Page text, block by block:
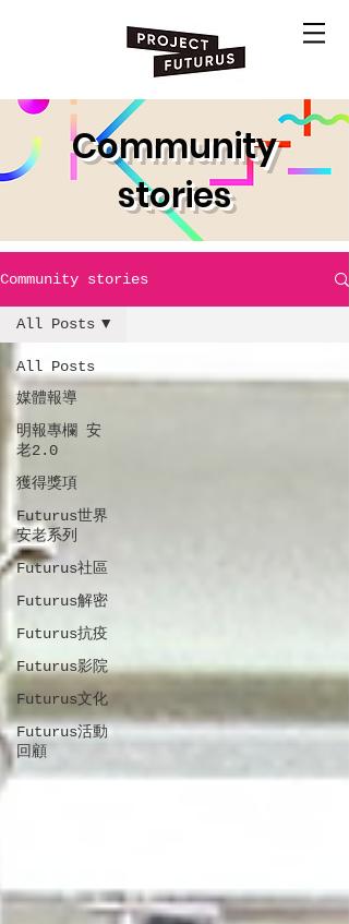
Community
stories
Community stories
All Posts
媒體報導
明報專欄 安
老2.0
獲得獎項
Futurus世界
安老系列
Futurus社區
Futurus解密
Futurus抗疫
Futurus影院
Futurus文化
Futurus活動
回顧
All Posts